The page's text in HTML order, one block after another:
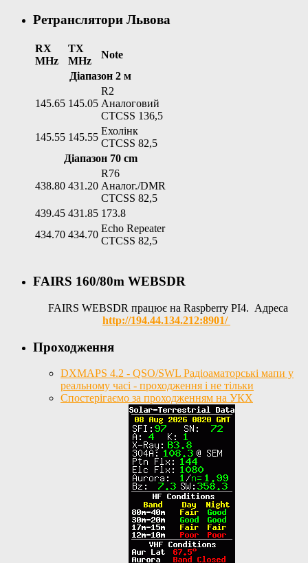
Ретранслятори Львова
RX
MHz
TX
MHz
Note
Діапазон 2 м
145.65 145.05
R2
Аналоговий
CTCSS 136,5
145.55 145.55
Ехолінк
CTCSS 82,5
Діапазон 70 cm
438.80 431.20
R76
Аналог./DMR
CTCSS 82,5
439.45 431.85 173.8
434.70 434.70
Echo Repeater
CTCSS 82,5
FAIRS 160/80m WEBSDR
FAIRS WEBSDR працює на Raspberry PI4. Адреса
http://194.44.134.212:8901/
Проходження
DXMAPS 4.2 - QSO/SWL Радіоаматорські мапи у
реальному часі - проходження і не тільки
Спостерігаємо за проходженням на УКХ